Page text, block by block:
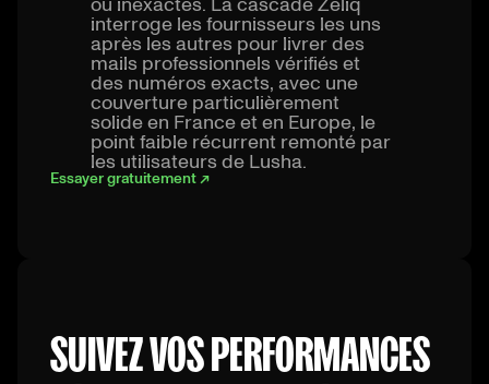
interroge les fournisseurs les uns
après les autres pour livrer des
mails professionnels vérifiés et
des numéros exacts, avec une
couverture particulièrement
solide en France et en Europe, le
point faible récurrent remonté par
les utilisateurs de Lusha.
Essayer gratuitement ↗
SUIVEZ VOS PERFORMANCES